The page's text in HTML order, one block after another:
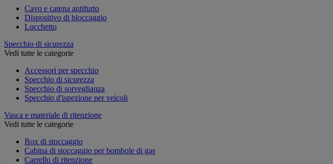
Cavo e catena antifurto
Dispositivo di bloccaggio
Lucchetto
Specchio di sicurezza
Vedi tutte le categorie
Accessori per specchio
Specchio di sicurezza
Specchio di sorveglianza
Specchio d'ispezione per veicoli
Vasca e materiale di ritenzione
Vedi tutte le categorie
Box di stoccaggio
Cabina di stoccaggio per bombole di gas
Carrello di ritenzione